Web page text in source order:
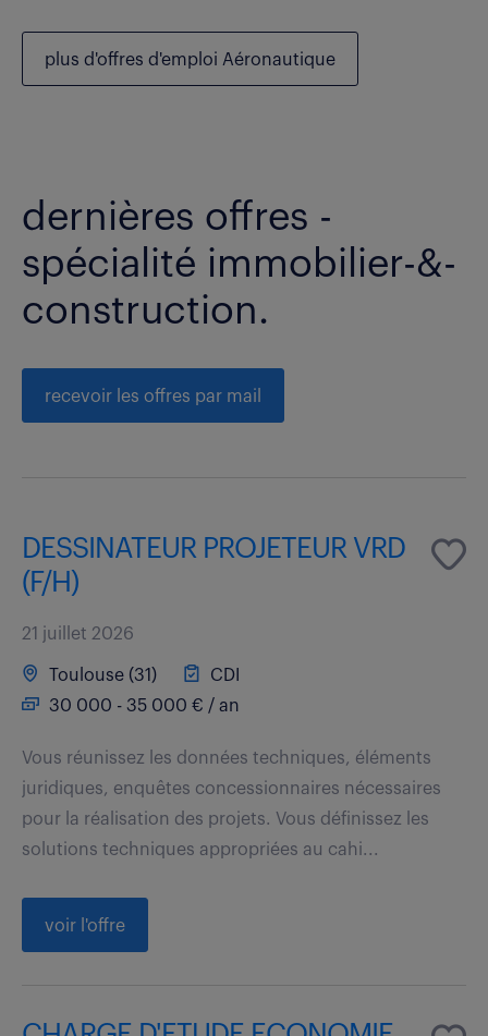
plus d'offres d'emploi Aéronautique
dernières offres -
spécialité immobilier-&-
construction.
recevoir les offres par mail
DESSINATEUR PROJETEUR VRD
(F/H)
21 juillet 2026
Toulouse (31)
CDI
30 000 - 35 000 € / an
Vous réunissez les données techniques, éléments
juridiques, enquêtes concessionnaires nécessaires
pour la réalisation des projets. Vous définissez les
solutions techniques appropriées au cahi...
voir l'offre